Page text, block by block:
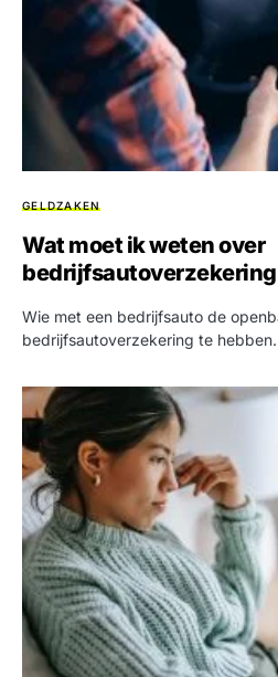
GELDZAKEN
Wat moet ik weten over
Wie met een bedrijfsauto de
bedrijfsautoverzekering te